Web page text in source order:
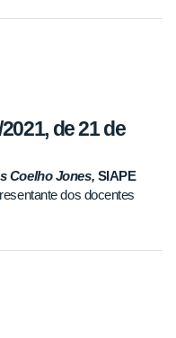
de 21 de
Coelho Jones, SIAPE
dos docentes